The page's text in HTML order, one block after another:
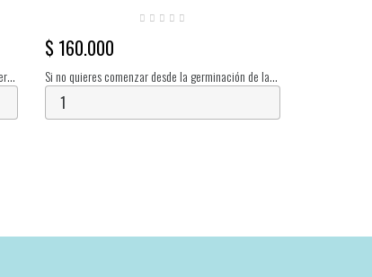
$ 160.000
Si no quieres comenzar desde la germinación de las
esporas, inicia fácilmente tus cultivos con nuestra
bolsa con grano (trigo) ya colonizada por...